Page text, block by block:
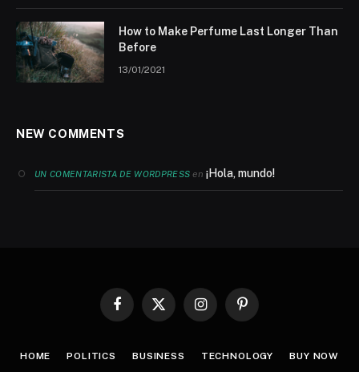
How to Make Perfume Last Longer Than
Before
13/01/2021
NEW COMMENTS
UN COMENTARISTA DE WORDPRESS en¡Hola, mundo!
Facebook
X
InstagramPinterest
HOME POLITICS BUSINESS TECHNOLOGY BUY NOW